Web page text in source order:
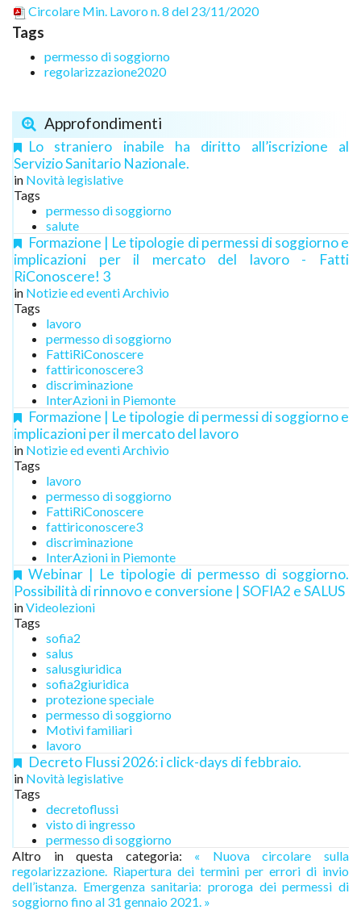
Circolare Min. Lavoro n. 8 del 23/11/2020
Tags
permesso di soggiorno
regolarizzazione2020
Approfondimenti
Lo straniero inabile ha diritto all’iscrizione al
Servizio Sanitario Nazionale.
in Novità legislative
Tags
permesso di soggiorno
salute
Formazione | Le tipologie di permessi di soggiorno e
implicazioni per il mercato del lavoro - Fatti
RiConoscere! 3
in Notizie ed eventi Archivio
Tags
lavoro
permesso di soggiorno
FattiRiConoscere
fattiriconoscere3
discriminazione
InterAzioni in Piemonte
Formazione | Le tipologie di permessi di soggiorno e
implicazioni per il mercato del lavoro
in Notizie ed eventi Archivio
Tags
lavoro
permesso di soggiorno
FattiRiConoscere
fattiriconoscere3
discriminazione
InterAzioni in Piemonte
Webinar | Le tipologie di permesso di soggiorno.
Possibilità di rinnovo e conversione | SOFIA2 e SALUS
inVideolezioni
Tags
sofia2
salus
salusgiuridica
sofia2giuridica
protezione speciale
permesso di soggiorno
Motivi familiari
lavoro
Decreto Flussi 2026: i click-days di febbraio.
in Novità legislative
Tags
decretoflussi
visto di ingresso
permesso di soggiorno
Altro in questa categoria:
« Nuova circolare sulla
regolarizzazione. Riapertura dei termini per errori di invio
dell’istanza. Emergenza sanitaria: proroga dei permessi di
soggiorno fino al 31 gennaio 2021. »